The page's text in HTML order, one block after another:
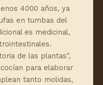
4000 años, ya
en tumbas del
es medicinal,
de las plantas",
para elaborar
tanto molidas,